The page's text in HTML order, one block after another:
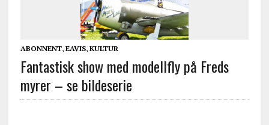
ABONNENT, EAVIS, KULTUR
Fantastisk show med modellfly på Freds
myrer – se bildeserie